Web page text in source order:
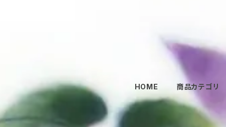
HOME 商品カテゴリ